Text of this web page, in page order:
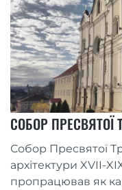
СОБОР ПРЕСВЯТОЇ
Собор Пресвятої
архітектури XVII-
пропрацював як